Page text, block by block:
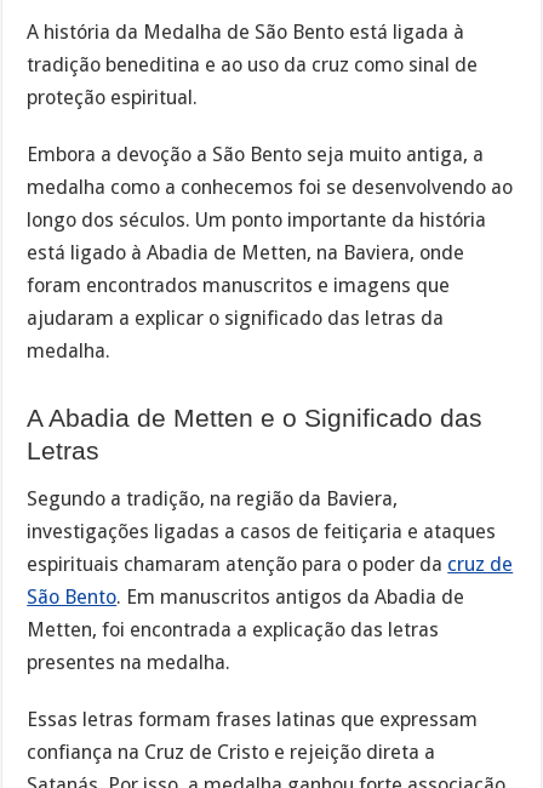
A história da Medalha de São Bento está ligada à
tradição beneditina e ao uso da cruz como sinal de
proteção espiritual.
Embora a devoção a São Bento seja muito antiga, a
medalha como a conhecemos foi se desenvolvendo ao
longo dos séculos. Um ponto importante da história
está ligado à Abadia de Metten, na Baviera, onde
foram encontrados manuscritos e imagens que
ajudaram a explicar o significado das letras da
medalha.
A Abadia de Metten e o Significado das
Letras
Segundo a tradição, na região da Baviera,
investigações ligadas a casos de feitiçaria e ataques
espirituais chamaram atenção para o poder da cruz de
São Bento. Em manuscritos antigos da Abadia de
Metten, foi encontrada a explicação das letras
presentes na medalha.
Essas letras formam frases latinas que expressam
confiança na Cruz de Cristo e rejeição direta a